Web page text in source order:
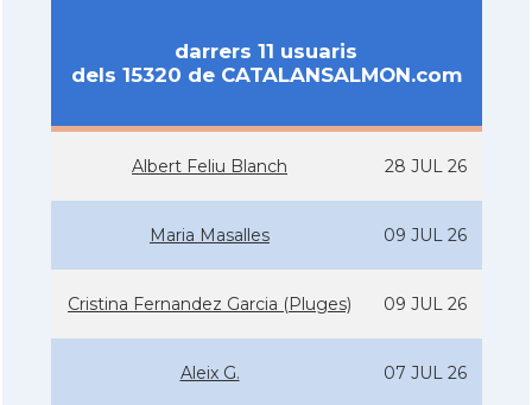
darrers 11 usuaris
dels 15320 de CATALANSALMON.com
Albert Feliu Blanch 28 JUL 26
Maria Masalles 09 JUL 26
Cristina Fernandez Garcia (Pluges) 09 JUL 26
Aleix G. 07 JUL 26